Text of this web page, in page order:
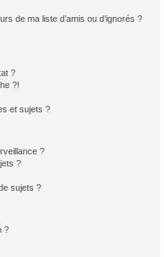
de ma liste d’amis ou d’ignorés ?
?
?!
et sujets ?
?
?
sujets ?
?